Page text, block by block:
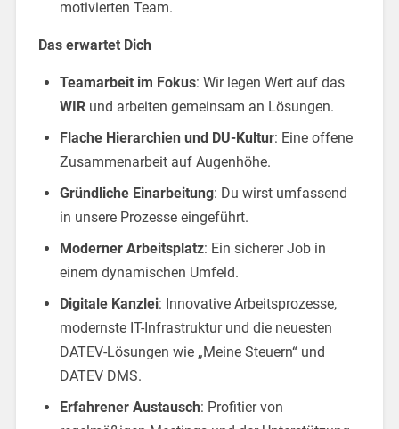
motivierten Team.
Das erwartet Dich
Teamarbeit im Fokus: Wir legen Wert auf das
WIRund arbeiten gemeinsam an Lösungen.
Flache Hierarchien und DU-Kultur: Eine offene
Zusammenarbeit auf Augenhöhe.
Gründliche Einarbeitung: Du wirst umfassend
in unsere Prozesse eingeführt.
Moderner Arbeitsplatz: Ein sicherer Job in
einem dynamischen Umfeld.
Digitale Kanzlei: Innovative Arbeitsprozesse,
modernste IT-Infrastruktur und die neuesten
DATEV-Lösungen wie „Meine Steuern“ und
DATEV DMS.
Erfahrener Austausch: Profitier von